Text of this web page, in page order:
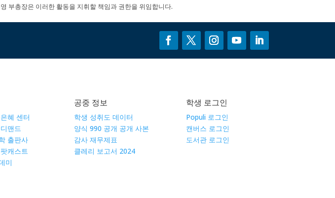
부총장은 이러한 활동을 지휘할 책임과 권한을 위임합니다.
혜 센터
맨드
출판사
캐스트
미
공중 정보
학생 성취도 데이터
양식 990 공개 공개 사본
감사 재무제표
클레리 보고서 2024
학생 로그인
Populi 로그인
캔버스 로그인
도서관 로그인